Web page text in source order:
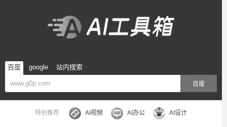
百度 google 站内搜索
百度
特别推荐 AI视频 AI办公 AI设计